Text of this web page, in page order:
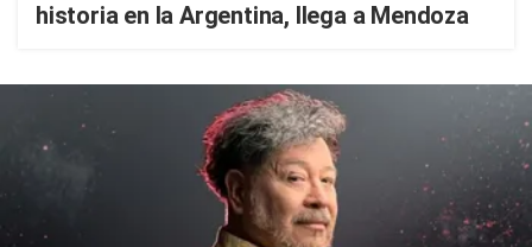
historia en la Argentina, llega a Mendoza